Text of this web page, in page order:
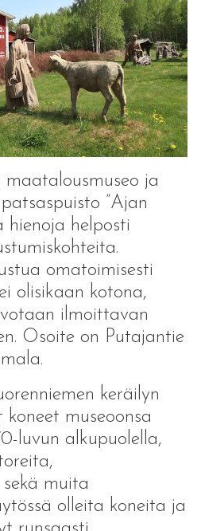
ja
”Ajan
hienoja helposti
omatoimisesti
olisikaan kotona,
ilmoittavan
Osoite on Putajantie
keräilyn
koneet museoonsa
luvun alkupuolella,
muita
olleita koneita ja